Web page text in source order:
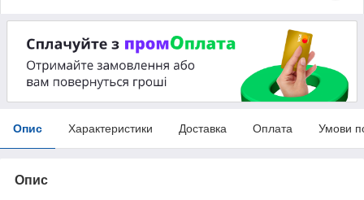
Опис Характеристики Доставка Оплата Умови
Опис